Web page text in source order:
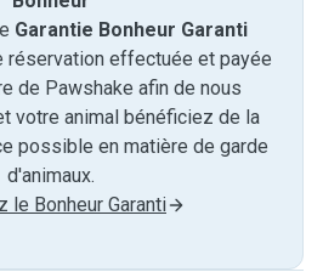
Garantie Bonheur Garanti
réservation effectuée et payée
de Pawshake afin de nous
votre animal bénéficiez de la
possible en matière de garde
d'animaux.
le Bonheur Garanti